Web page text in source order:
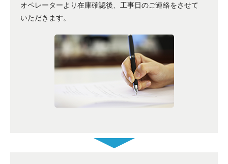
オペレーターより在庫確認後、工事日のご連絡をさせて
いただきます。